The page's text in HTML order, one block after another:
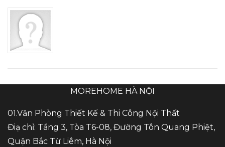
MOREHOME HÀ NỘI
01.Văn Phòng Thiết Kế & Thi Công Nội Thất
Điạ chỉ: Tầng 3, Tòa T6-08, Đường Tôn Quang Phiệt,
Quận Bắc Từ Liêm, Hà Nội